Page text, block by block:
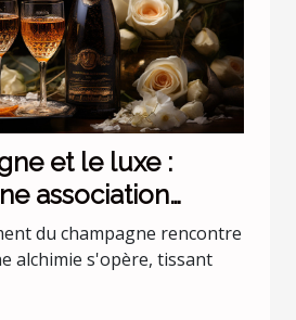
et le luxe :
association
du champagne rencontre
alchimie s'opère, tissant